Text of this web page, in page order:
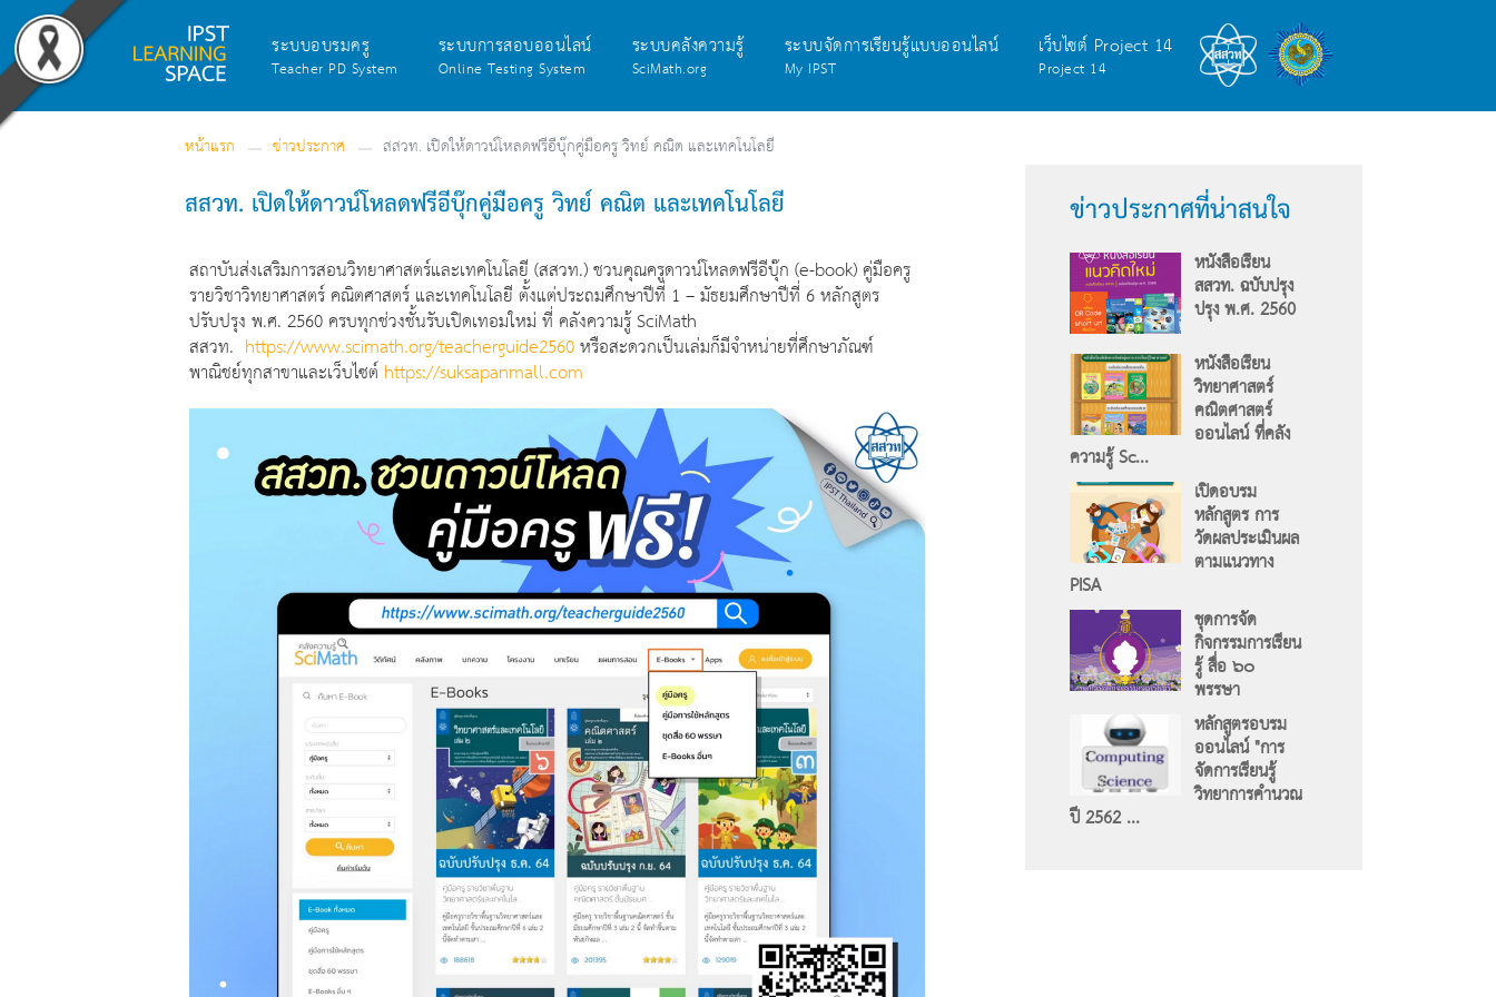
ระบบอบรมครู
Teacher PD System
ระบบการสอบออนไลน์
Online Testing System
ระบบคลังความรู้
SciMath.org
ระบบจัดการเรียนรู้แบบออนไลน์
My IPST
เว็บไซต์ Project 14
Project 14
หน้าแรก ข่าวประกาศ สสวท. เปิดให้ดาวน์โหลดฟรีอีบุ๊กคู่มือครู วิทย์ คณิต และเทคโนโลยี
สสวท. เปิดให้ดาวน์โหลดฟรีอีบุ๊กคู่มือครู วิทย์ คณิต และเทคโนโลยี
สถาบันส่งเสริมการสอนวิทยาศาสตร์และเทคโนโลยี (สสวท.) ชวนคุณครูดาวน์โหลดฟรีอีบุ๊ก (e-book) คู่มือครู
รายวิชาวิทยาศาสตร์ คณิตศาสตร์ และเทคโนโลยี ตั้งแต่ประถมศึกษาปีที่ 1 – มัธยมศึกษาปีที่ 6 หลักสูตร
ปรับปรุง พ.ศ. 2560 ครบทุกช่วงชั้นรับเปิดเทอมใหม่ ที่ คลังความรู้ SciMath
สสวท. https://www.scimath.org/teacherguide2560หรือสะดวกเป็นเล่มก็มีจำหน่ายที่ศึกษาภัณฑ์
พาณิชย์ทุกสาขาและเว็บไซต์https://suksapanmall.com
ข่าวประกาศที่น่าสนใจ
หนังสือเรียน
สสวท. ฉบับปรุง
ปรุง พ.ศ. 2560
หนังสือเรียน
วิทยาศาสตร์
คณิตศาสตร์
ออนไลน์ ที่คลัง
ความรู้ Sc...
เปิดอบรม
หลักสูตร การ
วัดผลประเมินผล
ตามแนวทาง
PISA
ชุดการจัด
กิจกรรมการเรียน
รู้ สื่อ ๖๐
พรรษา
หลักสูตรอบรม
ออนไลน์ "การ
จัดการเรียนรู้
วิทยาการคำนวณ
ปี 2562 ...